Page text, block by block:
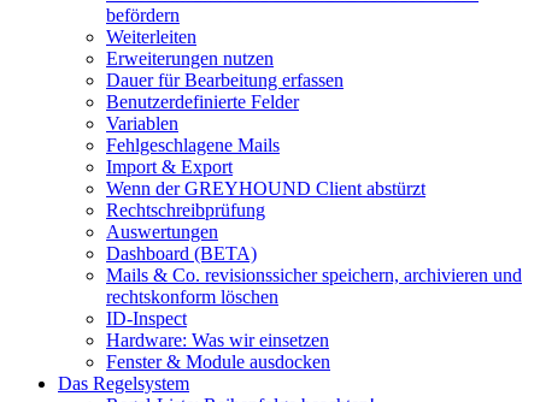
befördern
Weiterleiten
Erweiterungen nutzen
Dauer für Bearbeitung erfassen
Benutzerdefinierte Felder
Variablen
Fehlgeschlagene Mails
Import & Export
Wenn der GREYHOUND Client abstürzt
Rechtschreibprüfung
Auswertungen
Dashboard (BETA)
Mails & Co. revisionssicher speichern, archivieren und
rechtskonform löschen
ID-Inspect
Hardware: Was wir einsetzen
Fenster & Module ausdocken
Das Regelsystem